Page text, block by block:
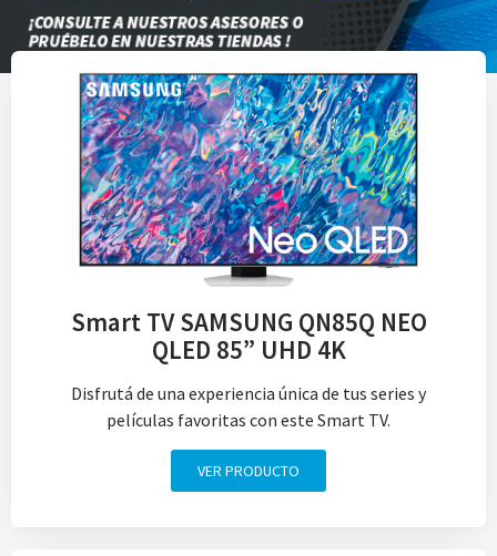
Smart TV SAMSUNG QN85Q NEO
QLED 85” UHD 4K
Disfrutá de una experiencia única de tus series y
películas favoritas con este Smart TV.
VER PRODUCTO